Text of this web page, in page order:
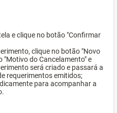
e clique no botão "Confirmar
clique no botão "Novo
"Motivo do Cancelamento" e
será criado e passará a
requerimentos emitidos;
para acompanhar a